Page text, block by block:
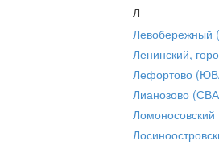
Л
Ленинский,
Лефортово
Лианозово